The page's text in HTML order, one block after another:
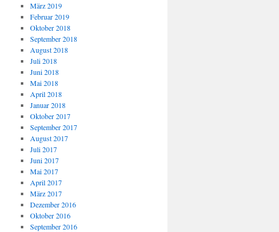
März 2019
Februar 2019
Oktober 2018
September 2018
August 2018
Juli 2018
Juni 2018
Mai 2018
April 2018
Januar 2018
Oktober 2017
September 2017
August 2017
Juli 2017
Juni 2017
Mai 2017
April 2017
März 2017
Dezember 2016
Oktober 2016
September 2016